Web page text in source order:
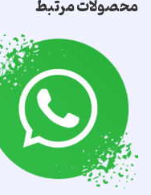
محصولات مرتبط